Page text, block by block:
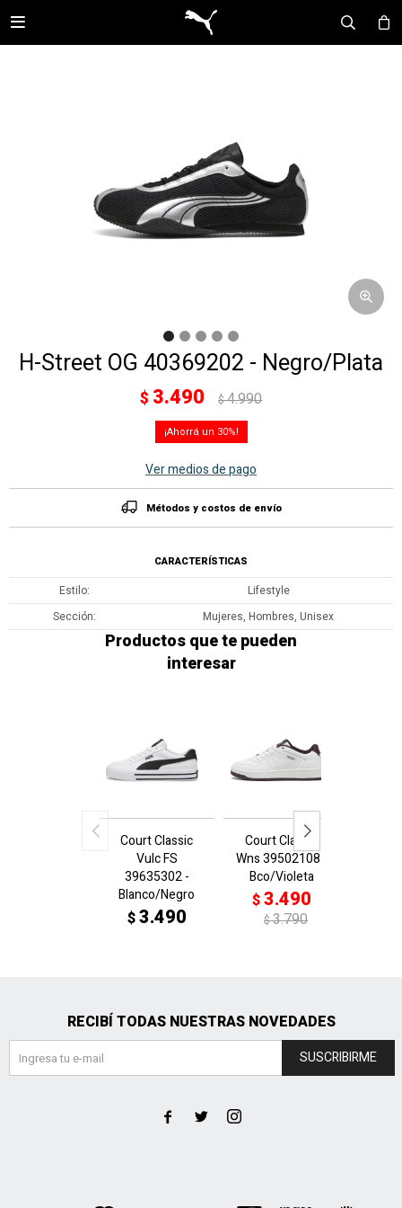

H-Street OG 40369202 - Negro/Plata
$ 3.490 $4.990
30
Ver medios de pago
Métodos y costos de envío
CARACTERÍSTICAS
Estilo
Lifestyle
Sección
Mujeres, Hombres, Unisex
Productos que te pueden
interesar
Court Classic
Vulc FS
39635302 -
Blanco/Negro
$3.490
Court Classic
Wns 39502108 -
Bco/Violeta
$3.490
$3.790
RECIBÍ TODAS NUESTRAS NOVEDADES
SUSCRIBIRME
  